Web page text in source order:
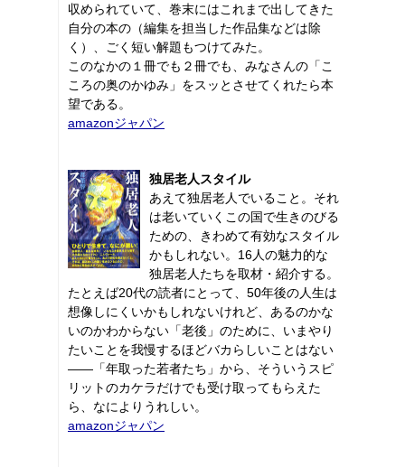
収められていて、巻末にはこれまで出してきた
自分の本の（編集を担当した作品集などは除
く）、ごく短い解題もつけてみた。
このなかの１冊でも２冊でも、みなさんの「こ
ころの奥のかゆみ」をスッとさせてくれたら本
望である。
amazonジャパン
独居老人スタイル
あえて独居老人でいること。それ
は老いていくこの国で生きのびる
ための、きわめて有効なスタイル
かもしれない。16人の魅力的な
独居老人たちを取材・紹介する。
たとえば20代の読者にとって、50年後の人生は
想像しにくいかもしれないけれど、あるのかな
いのかわからない「老後」のために、いまやり
たいことを我慢するほどバカらしいことはない
――「年取った若者たち」から、そういうスピ
リットのカケラだけでも受け取ってもらえた
ら、なによりうれしい。
amazonジャパン